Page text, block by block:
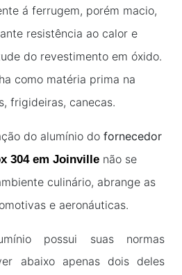
á ferrugem, porém macio,
resistência ao calor e
do revestimento em óxido.
como matéria prima na
frigideiras, canecas.
do alumínio do fornecedor
304 em Joinville não se
culinário, abrange as
e aeronáuticas.
possui suas normas
abaixo apenas dois deles